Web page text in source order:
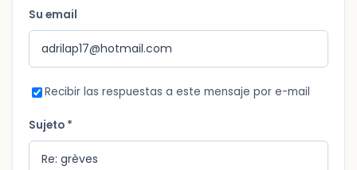
Su email
Recibir las respuestas a este mensaje por e-mail
Sujeto *